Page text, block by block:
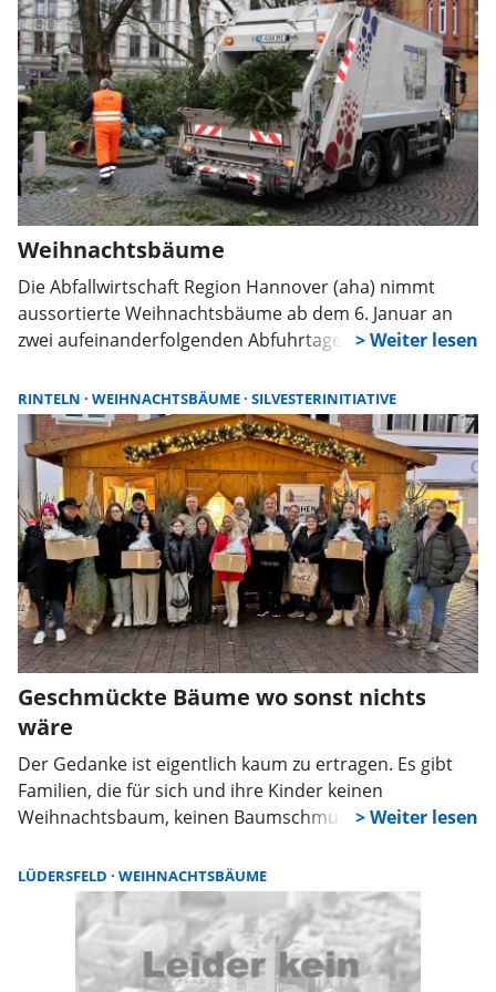
sowie die Konfirmanden- und Nachwuchsarbeit des
CVJM-Posaunenchores zu unterstützen. Die
abgeschmückten Tannenbäume sollten bis 9 Uhr an
die Straße gestellt werden. Doch auch wer keinen
Baum hat, kann die Aktion mit einer Spende
unterstützen.
Weihnachtsbäume
Die Abfallwirtschaft Region Hannover (aha) nimmt
aussortierte Weihnachtsbäume ab dem 6. Januar an
zwei aufeinanderfolgenden Abfuhrtagen des Biomülls
entnehmen.
RINTELN WEIHNACHTSBÄUME SILVESTERINITIATIVE
Geschmückte Bäume wo sonst nichts
wäre
Der Gedanke ist eigentlich kaum zu ertragen. Es gibt
Familien, die für sich und ihre Kinder keinen
Weihnachtsbaum, keinen Baumschmuck und
Verfügung stehende Geld dazu nicht ausreicht. Die
Kinder stehen dann am Heiligabend mit traurigen
Augen regelrecht vor Nichts. Dem wollte die Rintelner
Silvesterinitiative etwas entgegensetzen und hat sich
dazu bereits zum zweiten Mal tolle Partner an ihre
LÜDERSFELD WEIHNACHTSBÄUME